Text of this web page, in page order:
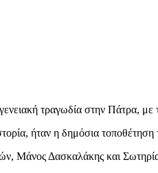
τραγωδία στην Πάτρα, με
ήταν η δημόσια
Μάνος Δασκαλάκης και